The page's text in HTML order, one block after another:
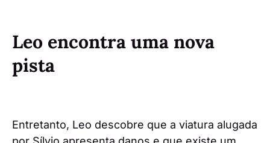
Leo encontra uma nova
pista
Entretanto, Leo descobre que a viatura alugada